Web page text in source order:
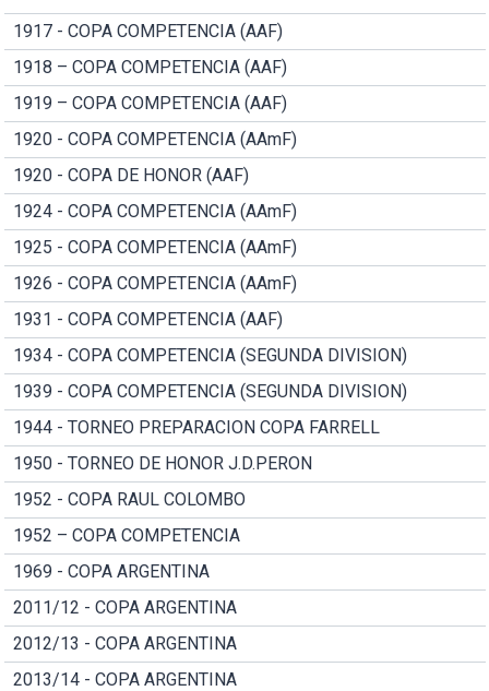
1917 - COPA COMPETENCIA (AAF)
1918 – COPA COMPETENCIA (AAF)
1919 – COPA COMPETENCIA (AAF)
1920 - COPA COMPETENCIA (AAmF)
1920 - COPA DE HONOR (AAF)
1924 - COPA COMPETENCIA (AAmF)
1925 - COPA COMPETENCIA (AAmF)
1926 - COPA COMPETENCIA (AAmF)
1931 - COPA COMPETENCIA (AAF)
1934 - COPA COMPETENCIA (SEGUNDA DIVISION)
1939 - COPA COMPETENCIA (SEGUNDA DIVISION)
1944 - TORNEO PREPARACION COPA FARRELL
1950 - TORNEO DE HONOR J.D.PERON
1952 - COPA RAUL COLOMBO
1952 – COPA COMPETENCIA
1969 - COPA ARGENTINA
2011/12 - COPA ARGENTINA
2012/13 - COPA ARGENTINA
2013/14 - COPA ARGENTINA